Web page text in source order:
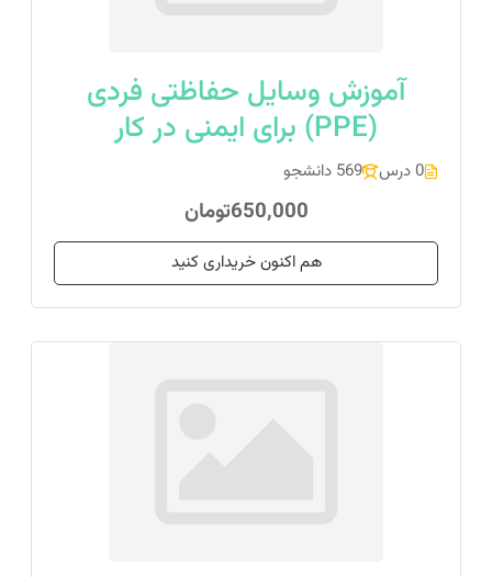
آموزش وسایل حفاظتی فردی
(PPE) برای ایمنی در کار
0 درس 569 دانشجو
650,000تومان
هم اکنون خریداری کنید